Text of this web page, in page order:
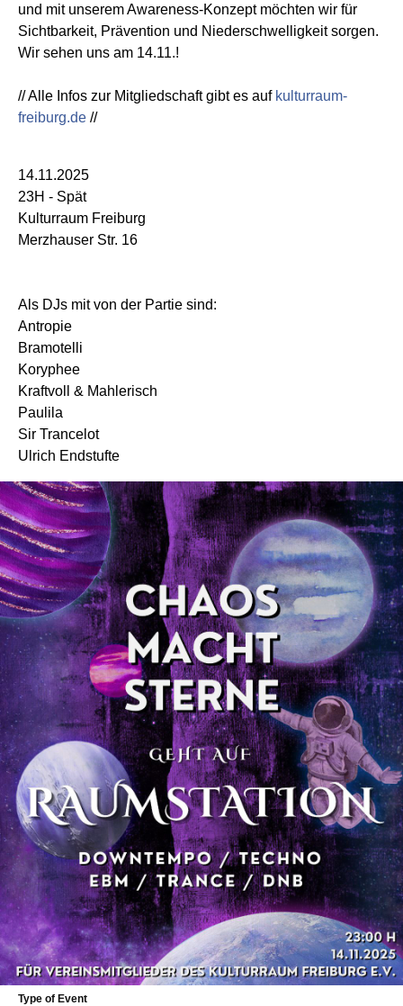
und mit unserem Awareness-Konzept möchten wir für
Sichtbarkeit, Prävention und Niederschwelligkeit sorgen.
Wir sehen uns am 14.11.!
// Alle Infos zur Mitgliedschaft gibt es auf kulturraum-
freiburg.de //
14.11.2025
23H - Spät
Kulturraum Freiburg
Merzhauser Str. 16
Als DJs mit von der Partie sind:
Antropie
Bramotelli
Koryphee
Kraftvoll & Mahlerisch
Paulila
Sir Trancelot
Ulrich Endstufte
Type of Event